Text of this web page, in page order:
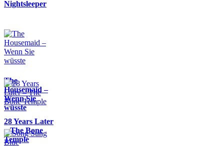
Nightsleeper
The
Housemaid –
Wenn Sie
wüsste
28 Years Later
– The Bone
Temple